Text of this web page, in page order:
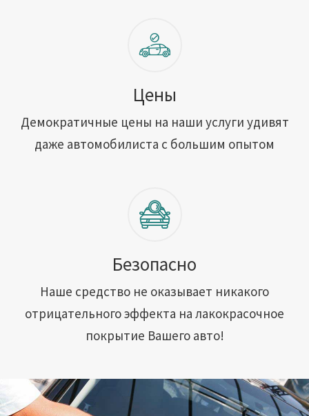
Цены
Демократичные цены на наши услуги удивят
даже автомобилиста с большим опытом
Безопасно
Наше средство не оказывает никакого
отрицательного эффекта на лакокрасочное
покрытие Вашего авто!